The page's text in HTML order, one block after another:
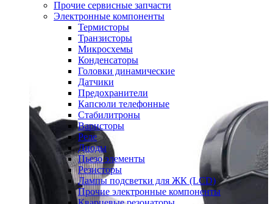
Прочие сервисные запчасти
Электронные компоненты
Термисторы
Транзисторы
Микросхемы
Конденсаторы
Головки динамические
Датчики
Предохранители
Капсюли телефонные
Стабилитроны
Варисторы
Реле
Диоды
Пьезо элементы
Резисторы
Лампы подсветки для ЖК (LCD)
Прочие электронные компоненты